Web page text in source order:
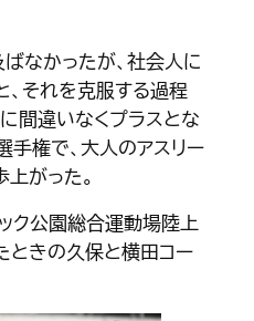
なかったが、社会人に
、それを克服する過程
間違いなくプラスとな
権で、大人のアスリー
がった。
ク公園総合運動場陸上
ときの久保と横田コー